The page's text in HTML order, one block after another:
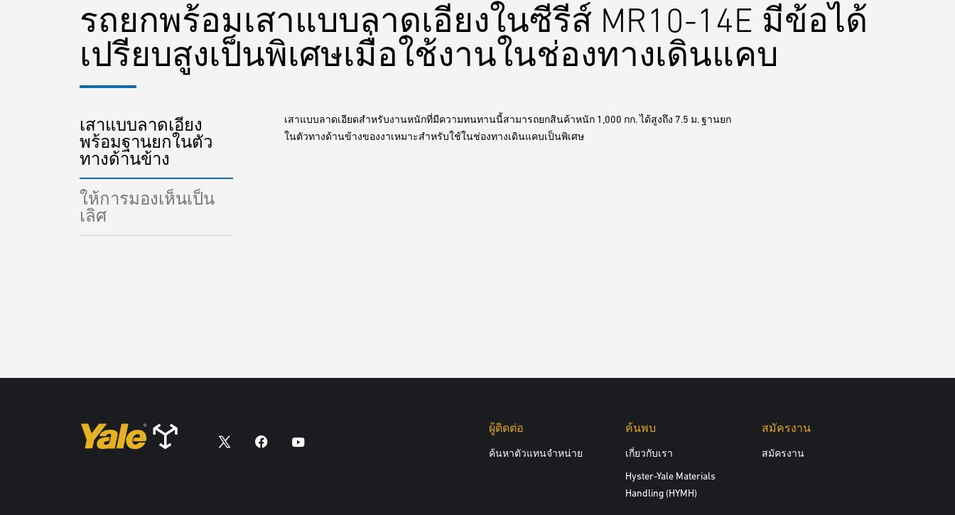
รถยกพร้อมเสาแบบลาดเอียงในซีรีส์ MR10-14E มีข้อได้
เปรียบสูงเป็นพิเศษเมื่อใช้งานในช่องทางเดินแคบ
เสาแบบลาดเอียง
พร้อมฐานยกในตัว
ทางด้านข้าง
ให้การมองเห็นเป็น
เลิศ
เสาแบบลาดเอียดสำหรับงานหนักที่มีความทนทานนี้สามารถยกสินค้าหนัก 1,000 กก. ได้สูงถึง 7.5 ม. ฐานยก
ในตัวทางด้านข้างของงาเหมาะสำหรับใช้ในช่องทางเดินแคบเป็นพิเศษ
ผู้ติดต่อ
ค้นหาตัวแทนจำหน่าย
ค้นพบ
เกี่ยวกับเรา
Hyster-Yale Materials
Handling (HYMH)
สมัครงาน
สมัครงาน